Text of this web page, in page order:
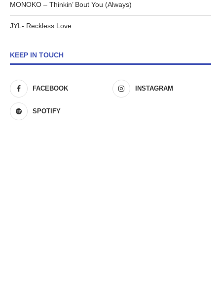
MONOKO – Thinkin’ Bout You (Always)
JYL- Reckless Love
KEEP IN TOUCH
FACEBOOK INSTAGRAM
SPOTIFY